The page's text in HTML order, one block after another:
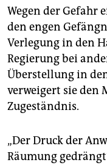
Wegen der Gefahr
den engen
Verlegung in den
Regierung bei
Überstellung in
verweigert sie den
Zugeständnis.
„Der Druck der
Räumung